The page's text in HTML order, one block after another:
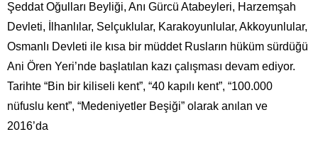
Şeddat Oğulları Beyliği, Anı Gürcü Atabeyleri, Harzemşah
Devleti, İlhanlılar, Selçuklular, Karakoyunlular, Akkoyunlular,
Osmanlı Devleti ile kısa bir müddet Rusların hüküm sürdüğü
Ani Ören Yeri’nde başlatılan kazı çalışması devam ediyor.
Tarihte “Bin bir kiliseli kent”, “40 kapılı kent”, “100.000
nüfuslu kent”, “Medeniyetler Beşiği” olarak anılan ve
2016’da